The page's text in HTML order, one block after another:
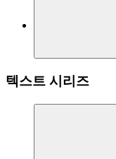
텍스트 시리즈